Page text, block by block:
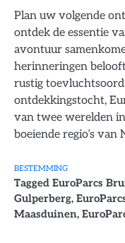
Plan uw volgende
ontdek de essentie
avontuur
herinneringen
rustig
ontdekkingstocht,
van twee werelden
boeiende regio’s van
BESTEMMING
Tagged EuroParcs
Gulperberg,
Maasduinen,